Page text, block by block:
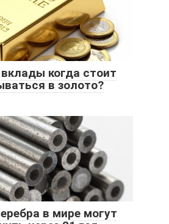
когда стоит
в золото?
в мире могут